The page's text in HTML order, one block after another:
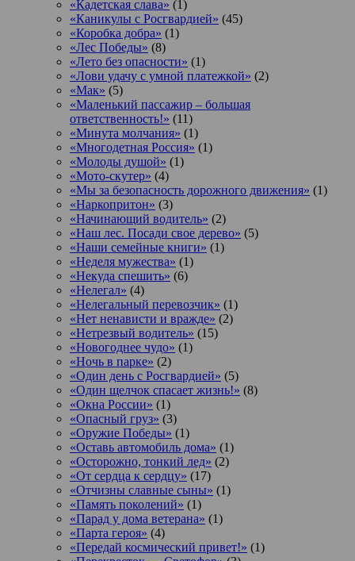
«Кадетская слава» (1)
«Каникулы с Росгвардией» (45)
«Коробка добра» (1)
«Лес Победы» (8)
«Лето без опасности» (1)
«Лови удачу с умной платежкой» (2)
«Мак» (5)
«Маленький пассажир – большая
ответственность!» (11)
«Минута молчания» (1)
«Многодетная Россия» (1)
«Молоды душой» (1)
«Мото-скутер» (4)
«Мы за безопасность дорожного движения» (1)
«Наркопритон» (3)
«Начинающий водитель» (2)
«Наш лес. Посади свое дерево» (5)
«Наши семейные книги» (1)
«Неделя мужества» (1)
«Некуда спешить» (6)
«Нелегал» (4)
«Нелегальный перевозчик» (1)
«Нет ненависти и вражде» (2)
«Нетрезвый водитель» (15)
«Новогоднее чудо» (1)
«Ночь в парке» (2)
«Один день с Росгвардией» (5)
«Один щелчок спасает жизнь!» (8)
«Окна России» (1)
«Опасный груз» (3)
«Оружие Победы» (1)
«Оставь автомобиль дома» (1)
«Осторожно, тонкий лед» (2)
«От сердца к сердцу» (17)
«Отчизны славные сыны» (1)
«Память поколений» (1)
«Парад у дома ветерана» (1)
«Парта героя» (4)
«Передай космический привет!» (1)